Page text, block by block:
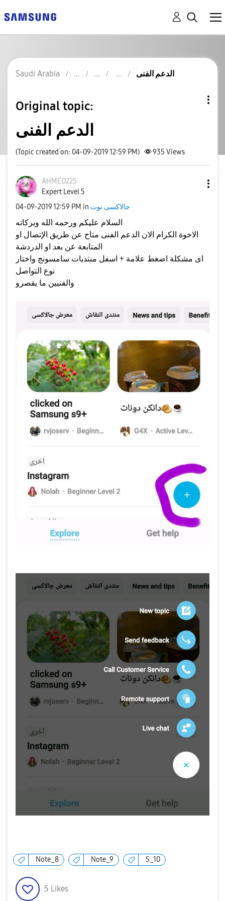
Saudi Arabia الدعم الفنى
Original topic:
الدعم الفنى
(Topic created on: 04-09-2019 12:59 PM) 935 Views
AHMED225
Expert Level 5
‎04-09-201912:59 PM in جالاكسى نوت
السلام عليكم ورحمه الله وبركاته
الاخوة الكرام الان الدعم الفنى متاح عن طريق الإتصال او
المتابعة عن بعد او الدردشة
اى مشكلة اضغط علامة + اسفل منتديات سامسونج واختار
Note_8 Note_9 S_10
5 Likes